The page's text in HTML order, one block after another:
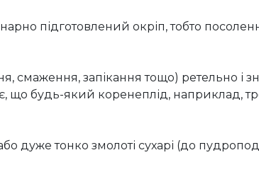
підготовлений окріп, тобто
смаження, запікання тощо) ретельно і
що будь-який коренеплід, наприклад,
тонко змолоті сухарі (до